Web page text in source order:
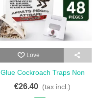
Love
Glue Cockroach Traps Non
Toxic Cockroach - Glue
Cockroach Traps Non Toxic -
€26.40 (tax incl.)